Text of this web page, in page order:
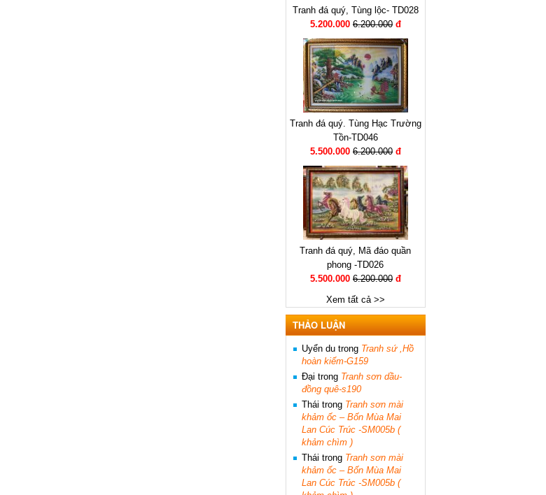
Tranh đá quý, Tùng lộc- TD028
5.200.000 6.200.000đ
Tranh đá quý. Tùng Hạc Trường
Tồn-TD046
5.500.000 6.200.000đ
Tranh đá quý, Mã đáo quần
phong -TD026
5.500.000 6.200.000đ
Xem tất cả >>
THẢO LUẬN
Uyển dutrong Tranh sứ ,Hồ
hoàn kiếm-G159
Đại trong Tranh sơn dầu-
đồng quê-s190
Thái trong Tranh sơn mài
khảm ốc – Bốn Mùa Mai
Lan Cúc Trúc -SM005b (
khảm chìm )
Thái trong Tranh sơn mài
khảm ốc – Bốn Mùa Mai
Lan Cúc Trúc -SM005b (